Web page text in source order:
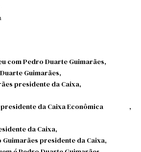
com Pedro Duarte Guimarães
Guimarães
presidente da Caixa
da Caixa Econômica
da Caixa
presidente da Caixa